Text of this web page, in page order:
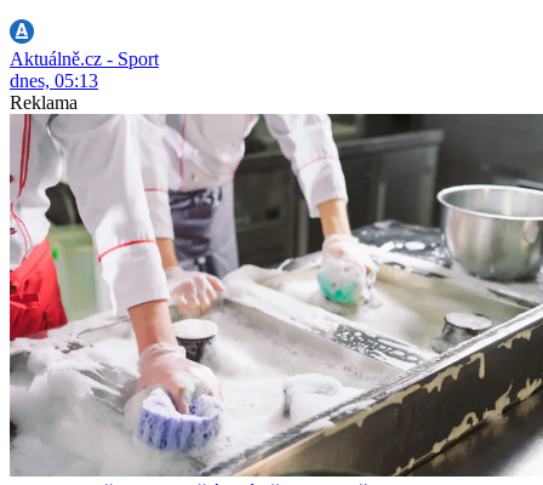
Aktuálně.cz - Sport
dnes, 05:13
Reklama